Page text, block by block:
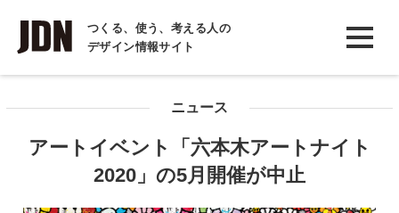
つくる、使う、考える人の
デザイン情報サイト
INTERVIEW
インタビュー
COLUMN
ニュース
アートイベント「六本木アートナイト
2020」の5月開催が中止